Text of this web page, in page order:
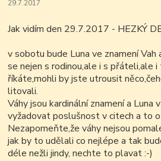
29.7.2017
Jak vidím den 29.7.2017 - HEZKÝ
v sobotu bude Luna ve znamení
se nejen s rodinou,ale i s přáteli,ale
říkáte,mohli by jste utrousit
litovali.
Váhy jsou kardinální znamení a Luna
vyžadovat poslušnost v citech a to
Nezapomeňte,že váhy nejsou
jak by to udělali co nejlépe a tak
déle nežli jindy, nechte to plavat :-)